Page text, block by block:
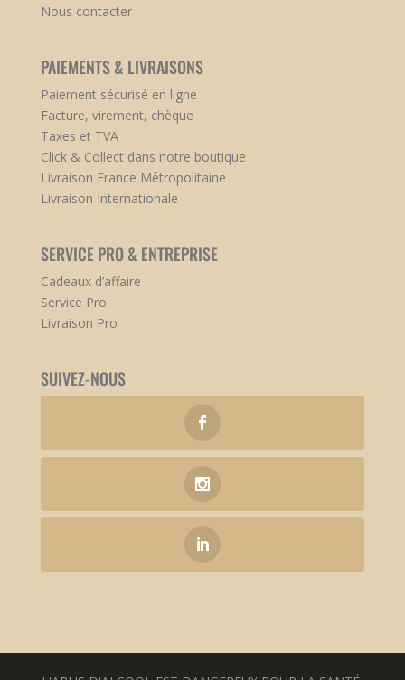
Nous contacter
PAIEMENTS & LIVRAISONS
Paiement sécurisé en ligne
Facture, virement, chèque
Taxes et TVA
Click & Collect dans notre boutique
Livraison France Métropolitaine
Livraison Internationale
SERVICE PRO & ENTREPRISE
Cadeaux d’affaire
Service Pro
Livraison Pro
SUIVEZ-NOUS